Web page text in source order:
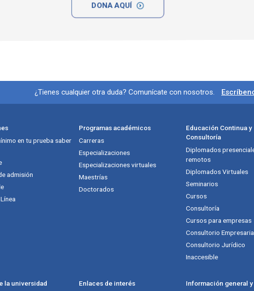
DONA AQUÍ
Información y redes sociales
¿Tienes cualquier otra duda? Comunícate con nosotros.
en tu prueba saber
admisión
Programas académicos
Carreras
Especializaciones
Especializaciones virtuales
Maestrías
Doctorados
Educación Continua y
Consultoría
Diplomados
remotos
Diplomados Virtuales
Seminarios
Cursos
Consultoría
Cursos para empresas
Consultorio
Consultorio Jurídico
Inaccesible
la universidad
Enlaces de interés
Información general